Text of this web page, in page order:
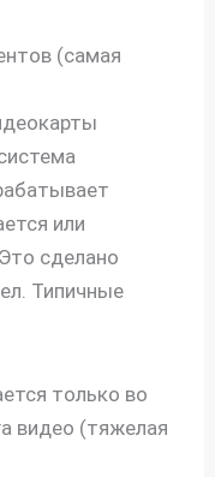
(самая
или
сделано
Типичные
только во
видео (тяжелая